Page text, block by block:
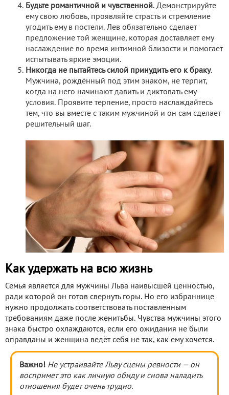
Будьте романтичной и чувственной. Демонстрируйте
ему свою любовь, проявляйте страсть и стремление
угодить ему в постели. Лев обязательно сделает
предложение той женщине, которая доставляет ему
наслаждение во время интимной близости и помогает
испытывать яркие эмоции.
Никогда не пытайтесь силой принудить его к браку.
Мужчина, рождённый под этим знаком, не терпит,
когда на него начинают давить и диктовать ему
условия. Проявите терпение, просто наслаждайтесь
тем, что вы вместе с таким мужчиной и он сам сделает
решительный шаг.
Как удержать на всю жизнь
Семья является для мужчины Льва наивысшей ценностью,
ради которой он готов свернуть горы. Но его избраннице
нужно продолжать соответствовать поставленным
требованиям даже после женитьбы. Чувства мужчины этого
знака быстро охлаждаются, если его ожидания не были
оправданы и женщина ведёт себя не так, как ему хочется.
Важно! Не устраивайте Льву сцены ревности — он
воспримет это как личную обиду и снова наладить
отношения будет очень трудно.